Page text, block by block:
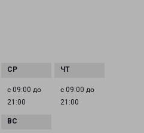
с 09:00 до
21:00
с 09:00 до
21:00